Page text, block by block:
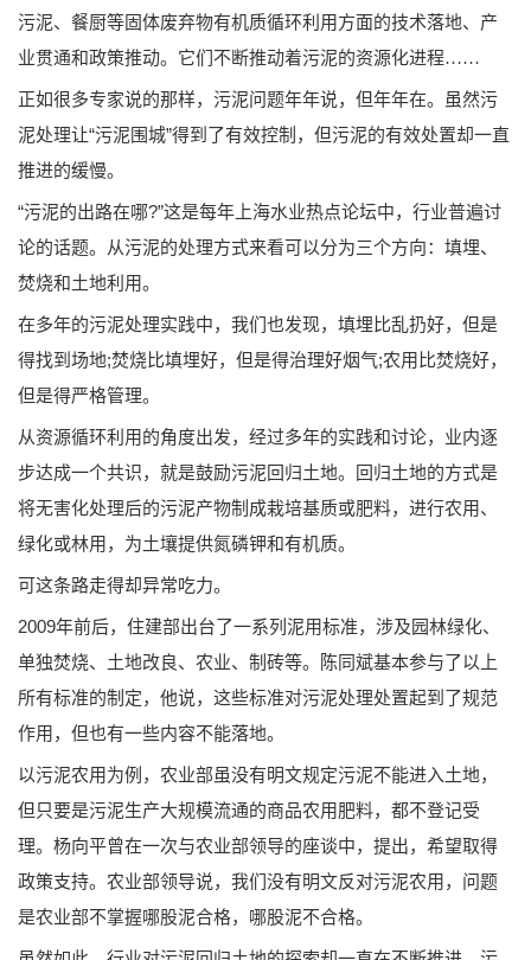
污泥、餐厨等固体废弃物有机质循环利用方面的技术落地、产
业贯通和政策推动。它们不断推动着污泥的资源化进程……
正如很多专家说的那样，污泥问题年年说，但年年在。虽然污
泥处理让“污泥围城”得到了有效控制，但污泥的有效处置却一直
推进的缓慢。
“污泥的出路在哪?”这是每年上海水业热点论坛中，行业普遍讨
论的话题。从污泥的处理方式来看可以分为三个方向：填埋、
焚烧和土地利用。
在多年的污泥处理实践中，我们也发现，填埋比乱扔好，但是
得找到场地;焚烧比填埋好，但是得治理好烟气;农用比焚烧好，
但是得严格管理。
从资源循环利用的角度出发，经过多年的实践和讨论，业内逐
步达成一个共识，就是鼓励污泥回归土地。回归土地的方式是
将无害化处理后的污泥产物制成栽培基质或肥料，进行农用、
绿化或林用，为土壤提供氮磷钾和有机质。
可这条路走得却异常吃力。
2009年前后，住建部出台了一系列泥用标准，涉及园林绿化、
单独焚烧、土地改良、农业、制砖等。陈同斌基本参与了以上
所有标准的制定，他说，这些标准对污泥处理处置起到了规范
作用，但也有一些内容不能落地。
以污泥农用为例，农业部虽没有明文规定污泥不能进入土地，
但只要是污泥生产大规模流通的商品农用肥料，都不登记受
理。杨向平曾在一次与农业部领导的座谈中，提出，希望取得
政策支持。农业部领导说，我们没有明文反对污泥农用，问题
是农业部不掌握哪股泥合格，哪股泥不合格。